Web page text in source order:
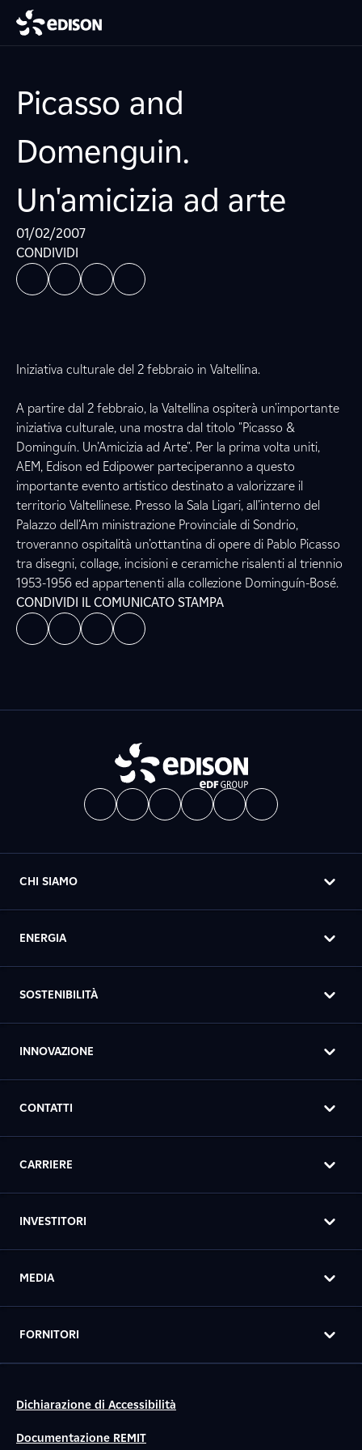
Picasso and
Domenguin.
Un'amicizia ad arte
01/02/2007
CONDIVIDI
Iniziativa culturale del 2 febbraio in Valtellina.
A partire dal 2 febbraio, la Valtellina ospiterà un'importante
iniziativa culturale, una mostra dal titolo "Picasso &
Dominguín. Un’Amicizia ad Arte". Per la prima volta uniti,
AEM, Edison ed Edipower parteciperanno a questo
importante evento artistico destinato a valorizzare il
territorio Valtellinese. Presso la Sala Ligari, all’interno del
Palazzo dell’Am ministrazione Provinciale di Sondrio,
troveranno ospitalità un’ottantina di opere di Pablo Picasso
tra disegni, collage, incisioni e ceramiche risalenti al triennio
1953-1956 ed appartenenti alla collezione Dominguín-Bosé.
CONDIVIDI IL COMUNICATO STAMPA
CHI SIAMO
ENERGIA
SOSTENIBILITÀ
INNOVAZIONE
CONTATTI
CARRIERE
INVESTITORI
MEDIA
FORNITORI
Dichiarazione di Accessibilità
Documentazione REMIT